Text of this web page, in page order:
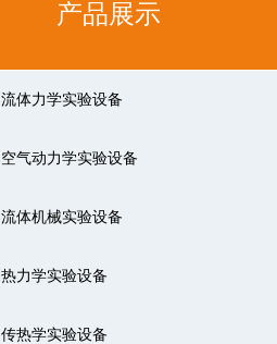
产品展示
流体力学实验设备
空气动力学实验设备
流体机械实验设备
热力学实验设备
传热学实验设备